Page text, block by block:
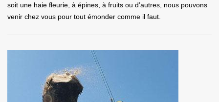
soit une haie fleurie, à épines, à fruits ou d’autres, nous pouvons
venir chez vous pour tout émonder comme il faut.